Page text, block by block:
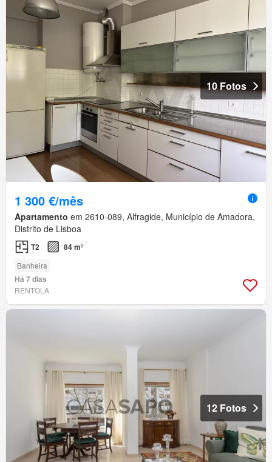
10 Fotos
1 300 €/mês
Apartamento em 2610-089, Alfragide, Município de Amadora,
Distrito de Lisboa
T2 84 m²
Banheira
Há 7 dias
RENTOLA
12 Fotos